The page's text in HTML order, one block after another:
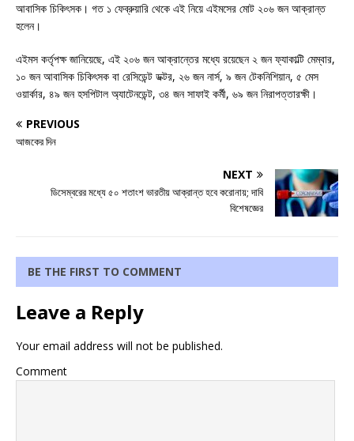
আবাসিক চিকিৎসক। গত ১ ফেব্রুয়ারি থেকে এই নিয়ে এইমসের মোট ২০৬ জন আক্রান্ত
হলেন।
এইমস কর্তৃপক্ষ জানিয়েছে, এই ২০৬ জন আক্রান্তের মধ্যে রয়েছেন ২ জন ফ্যাকাল্টি মেম্বার,
১০ জন আবাসিক চিকিৎসক বা রেসিডেন্ট ডক্টর, ২৬ জন নার্স, ৯ জন টেকনিশিয়ান, ৫ মেস
ওয়ার্কার, ৪৯ জন হসপিটাল অ্যাটেনডেন্ট, ৩৪ জন সাফাই কর্মী, ৬৯ জন নিরাপত্তারক্ষী।
PREVIOUS
আজকের দিন
NEXT
ডিসেম্বরের মধ্যে ৫০ শতাংশ ভারতীয় আক্রান্ত হবে করোনায়; দাবি
বিশেষজ্ঞের
BE THE FIRST TO COMMENT
Leave a Reply
Your email address will not be published.
Comment